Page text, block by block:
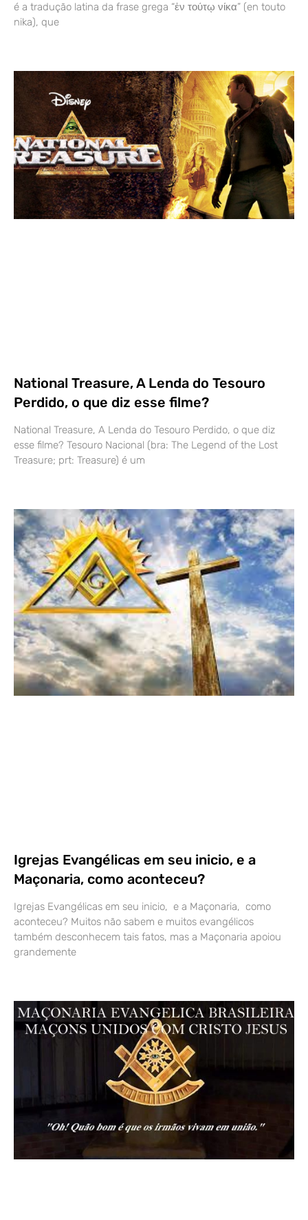
é a tradução latina da frase grega “ἐν τούτῳ νίκα” (en touto
nika), que
National Treasure, A Lenda do Tesouro
Perdido, o que diz esse filme?
National Treasure, A Lenda do Tesouro Perdido, o que diz
esse filme? Tesouro Nacional (bra: The Legend of the Lost
Treasure; prt: Treasure) é um
Igrejas Evangélicas em seu inicio, e a
Maçonaria, como aconteceu?
Igrejas Evangélicas em seu inicio, e a Maçonaria, como
aconteceu? Muitos não sabem e muitos evangélicos
também desconhecem tais fatos, mas a Maçonaria apoiou
grandemente